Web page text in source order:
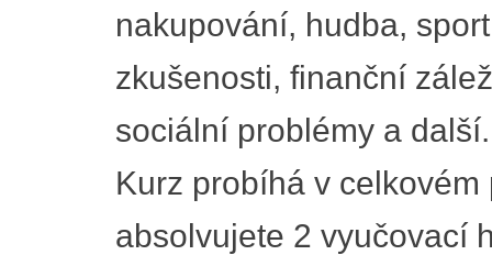
nakupování, hudba,
zkušenosti, finanční
sociální problémy a další.
Kurz probíhá v
absolvujete 2 vyučovací